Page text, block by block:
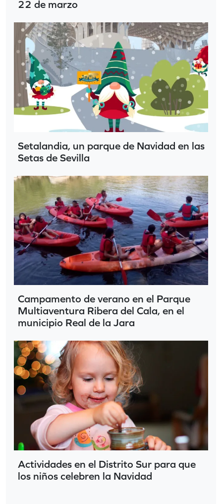
22 de marzo
Setalandia, un parque de Navidad en las
Setas de Sevilla
Campamento de verano en el Parque
Multiaventura Ribera del Cala, en el
municipio Real de la Jara
Actividades en el Distrito Sur para que
los niños celebren la Navidad